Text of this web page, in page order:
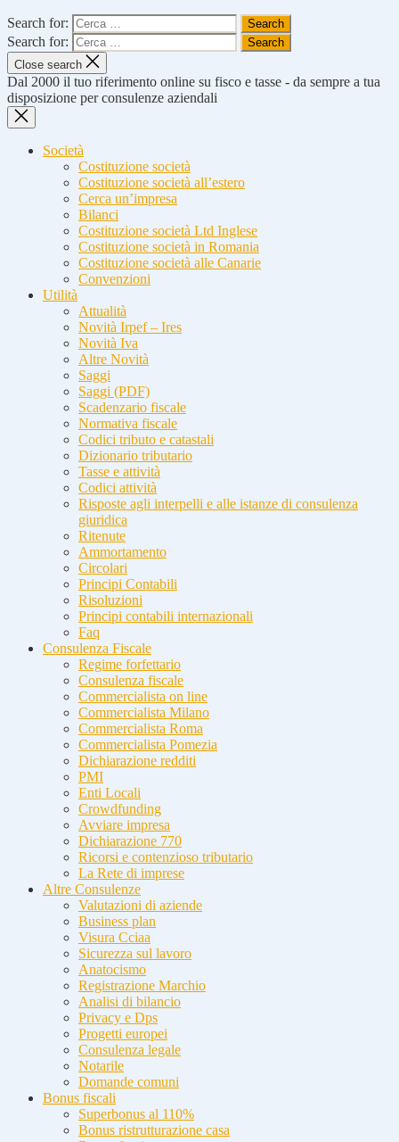
Search for:
Search for:
Close search
Dal 2000 il tuo riferimento online su fisco e tasse - da sempre a tua
disposizione per consulenze aziendali
Società
Costituzione società
Costituzione società all’estero
Cerca un’impresa
Bilanci
Costituzione società Ltd Inglese
Costituzione società in Romania
Costituzione società alle Canarie
Convenzioni
Utilità
Attualità
Novità Irpef – Ires
Novità Iva
Altre Novità
Saggi
Saggi (PDF)
Scadenzario fiscale
Normativa fiscale
Codici tributo e catastali
Dizionario tributario
Tasse e attività
Codici attività
Risposte agli interpelli e alle istanze di consulenza
giuridica
Ritenute
Ammortamento
Circolari
Principi Contabili
Risoluzioni
Principi contabili internazionali
Faq
Consulenza Fiscale
Regime forfettario
Consulenza fiscale
Commercialista on line
Commercialista Milano
Commercialista Roma
Commercialista Pomezia
Dichiarazione redditi
PMI
Enti Locali
Crowdfunding
Avviare impresa
Dichiarazione 770
Ricorsi e contenzioso tributario
La Rete di imprese
Altre Consulenze
Valutazioni di aziende
Business plan
Visura Cciaa
Sicurezza sul lavoro
Anatocismo
Registrazione Marchio
Analisi di bilancio
Privacy e Dps
Progetti europei
Consulenza legale
Notarile
Domande comuni
Bonus fiscali
Superbonus al 110%
Bonus ristrutturazione casa